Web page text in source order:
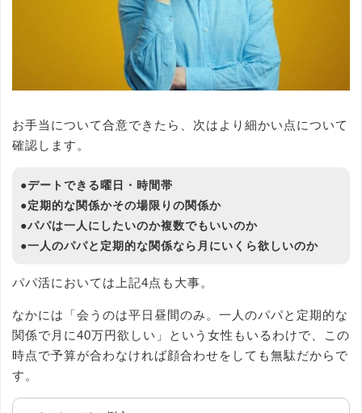
お手当について合意できたら、次はより細かい点について
確認します。
●デートできる曜日・時間帯
●定期的な関係かその場限りの関係か
●パパは一人にしたいのか複数でもいいのか
●一人のパパと定期的な関係なら月にいくら欲しいのか
パパ活においては上記4点も大事。
なかには「会うのは平日昼間のみ。一人のパパと定期的な
関係で月に40万円欲しい」という女性もいるわけで、この
時点で予算が合わなければ顔合わせをしても無駄だからで
す。